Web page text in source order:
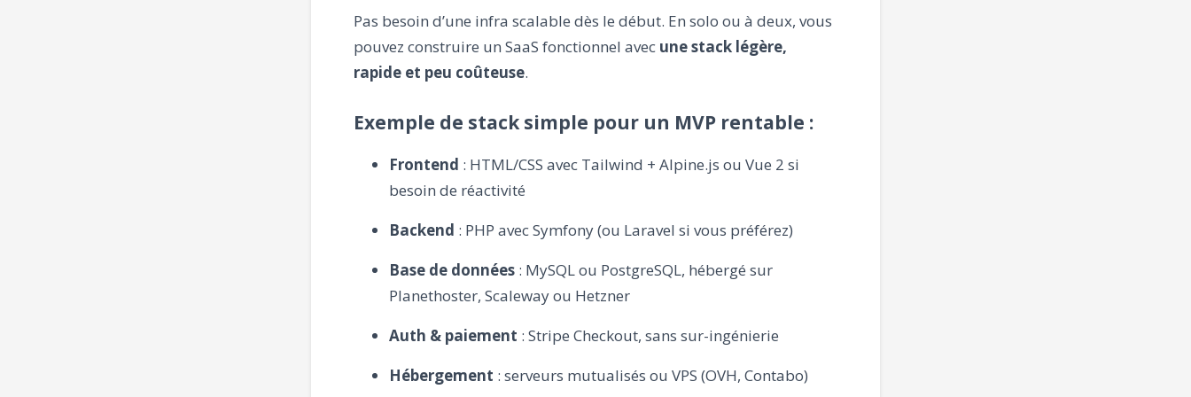
Pas besoin d’une infra scalable dès le début. En solo ou à deux, vous
pouvez construire un SaaS fonctionnel avec une stack légère,
rapide et peu coûteuse.
Exemple de stack simple pour un MVP rentable :
Frontend : HTML/CSS avec Tailwind + Alpine.js ou Vue 2 si
besoin de réactivité
Backend : PHP avec Symfony (ou Laravel si vous préférez)
Base de données : MySQL ou PostgreSQL, hébergé sur
Planethoster, Scaleway ou Hetzner
Auth & paiement : Stripe Checkout, sans sur-ingénierie
Hébergement : serveurs mutualisés ou VPS (OVH, Contabo)